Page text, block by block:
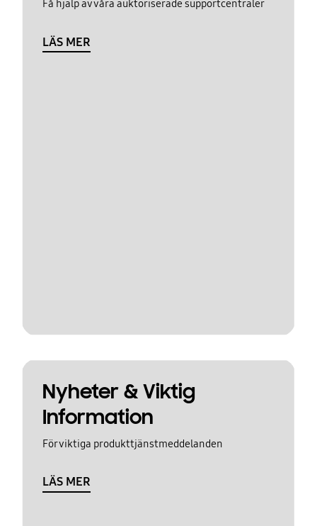
Få hjälp av våra auktoriserade supportcentraler
LÄS MER
Nyheter & Viktig
Information
För viktiga produkttjänstmeddelanden
LÄS MER